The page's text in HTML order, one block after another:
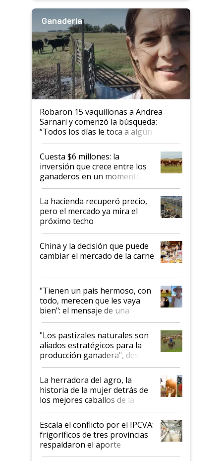
Ganadería
Robaron 15 vaquillonas a Andrea
Sarnari y comenzó la búsqueda:
“Todos los días le toca a algún
productor”
Cuesta $6 millones: la
inversión que crece entre los
ganaderos en un momento
histórico para la actividad
La hacienda recuperó precio,
pero el mercado ya mira el
próximo techo
China y la decisión que puede
cambiar el mercado de la carne
"Tienen un país hermoso, con
todo, merecen que les vaya
bien": el mensaje de una
ganadera uruguaya sobre las
oportunidades que se abren
para el agro en Argentina, con
foco en la carne
"Los pastizales naturales son
aliados estratégicos para la
producción ganadera", destaca
la iniciativa que ya reúne a 46
establecimientos en Argentina
La herradora del agro, la
historia de la mujer detrás de
los mejores caballos de la
Argentina y los mitos que
todavía hacen sufrir a estos
animales: "Mientras me
descalificaban, yo seguí
haciendo currículum"
Escala el conflicto por el IPCVA:
frigoríficos de tres provincias
respaldaron el aporte
obligatorio